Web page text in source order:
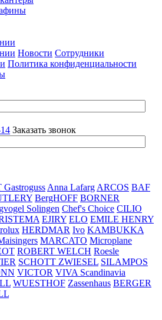
Новости Сотрудники
Политика конфиденциальности
Заказать звонок
Anna Lafarg ARCOS BAF
BergHOFF BORNER
Solingen Chef's Choice CILIO
EJIRY ELO EMILE HENRY
HERDMAR Ivo KAMBUKKA
MARCATO Microplane
ROBERT WELCH Roesle
SCHOTT ZWIESEL SILAMPOS
VICTOR VIVA Scandinavia
WUESTHOF Zassenhaus BERGER